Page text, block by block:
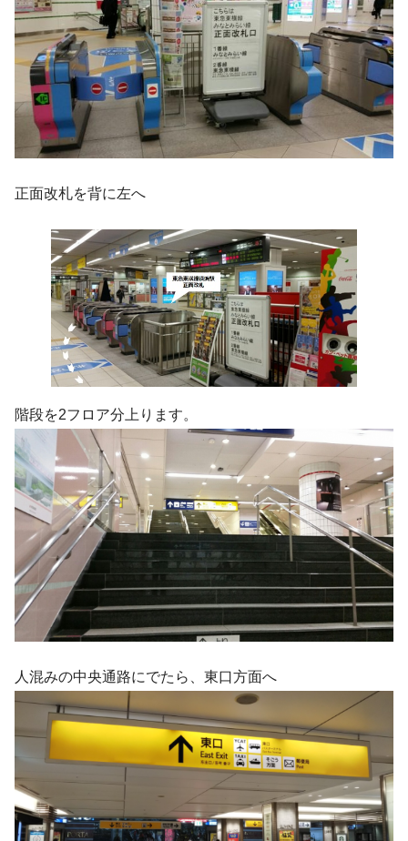
正面改札を背に左へ
階段を2フロア分上ります。
人混みの中央通路にでたら、東口方面へ